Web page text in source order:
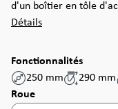
d'un boîtier en tôle
Détails
Fonctionnalités
250 mm
290 mm
Sélectionnez
Roue